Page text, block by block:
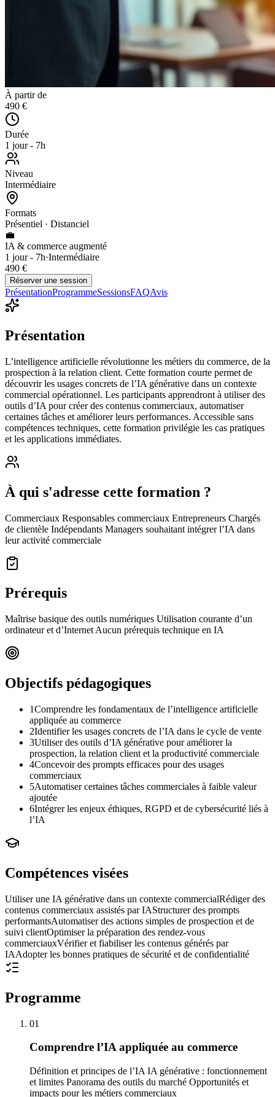
À partir de
490 €
Durée
1 jour - 7h
Niveau
Intermédiaire
Formats
Présentiel · Distanciel
💼
IA & commerce augmenté
1 jour - 7h·Intermédiaire
490 €
Réserver une session
PrésentationProgrammeSessionsFAQAvis
Présentation
L’intelligence artificielle révolutionne les métiers du commerce, de la
prospection à la relation client. Cette formation courte permet de
découvrir les usages concrets de l’IA générative dans un contexte
commercial opérationnel. Les participants apprendront à utiliser des
outils d’IA pour créer des contenus commerciaux, automatiser
certaines tâches et améliorer leurs performances. Accessible sans
compétences techniques, cette formation privilégie les cas pratiques
et les applications immédiates.
À qui s'adresse cette formation ?
Commerciaux Responsables commerciaux Entrepreneurs Chargés
de clientèle Indépendants Managers souhaitant intégrer l’IA dans
leur activité commerciale
Prérequis
Maîtrise basique des outils numériques Utilisation courante d’un
ordinateur et d’Internet Aucun prérequis technique en IA
Objectifs pédagogiques
1Comprendre les fondamentaux de l’intelligence artificielle
appliquée au commerce
2Identifier les usages concrets de l’IA dans le cycle de vente
3Utiliser des outils d’IA générative pour améliorer la
prospection, la relation client et la productivité commerciale
4Concevoir des prompts efficaces pour des usages
commerciaux
5Automatiser certaines tâches commerciales à faible valeur
ajoutée
6Intégrer les enjeux éthiques, RGPD et de cybersécurité liés à
l’IA
Compétences visées
Utiliser une IA générative dans un contexte commercialRédiger des
contenus commerciaux assistés par IAStructurer des prompts
performantsAutomatiser des actions simples de prospection et de
suivi clientOptimiser la préparation des rendez-vous
commerciauxVérifier et fiabiliser les contenus générés par
IAAdopter les bonnes pratiques de sécurité et de confidentialité
Programme
01
Comprendre l’IA appliquée au commerce
Définition et principes de l’IA IA générative : fonctionnement
et limites Panorama des outils du marché Opportunités et
impacts pour les métiers commerciaux